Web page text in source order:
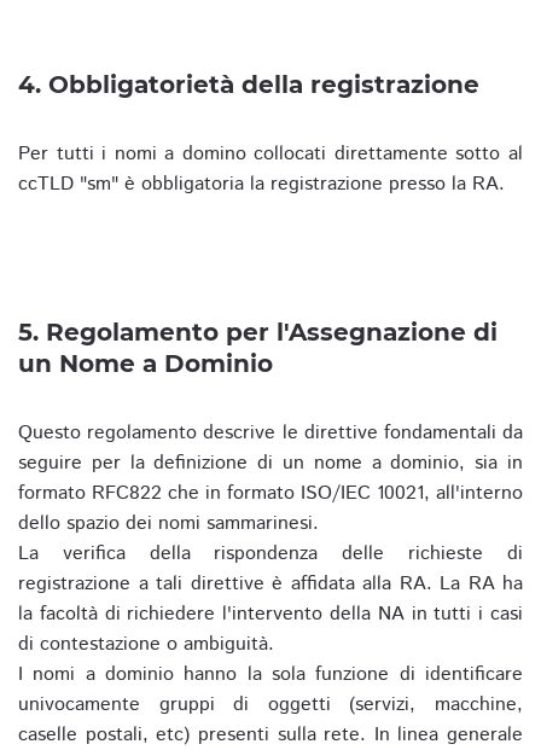
4. Obbligatorietà della registrazione
Per tutti i nomi a domino collocati direttamente sotto al
ccTLD "sm" è obbligatoria la registrazione presso la RA.
5. Regolamento per l'Assegnazione di
un Nome a Dominio
Questo regolamento descrive le direttive fondamentali da
seguire per la definizione di un nome a dominio, sia in
formato RFC822 che in formato ISO/IEC 10021, all'interno
dello spazio dei nomi sammarinesi.
La verifica della rispondenza delle richieste di
registrazione a tali direttive è affidata alla RA. La RA ha
la facoltà di richiedere l'intervento della NA in tutti i casi
di contestazione o ambiguità.
I nomi a dominio hanno la sola funzione di identificare
univocamente gruppi di oggetti (servizi, macchine,
caselle postali, etc) presenti sulla rete. In linea generale